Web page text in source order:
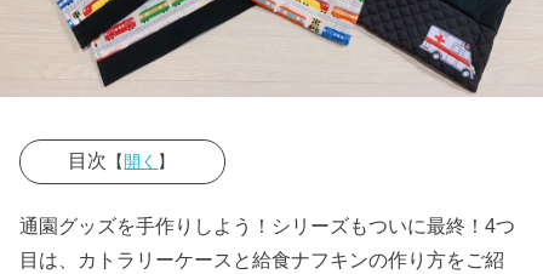
目次 【開く 】
› カトラリーケ
ースが開けら
通園グッズを手作りしよう！シリーズもついに最終！4つ
目は、カトラリーケースと給食ナフキンの作り方をご紹